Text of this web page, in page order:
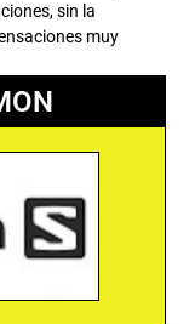
sin la
muy